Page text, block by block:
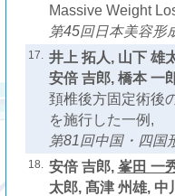
Massive Weight
第45回日本美容形
17. 井上 拓人, 山下 雄
安倍 吉郎, 橋本 一
頚椎後方固定術後
を施行した一例,
第81回中国・四国
18. 安倍 吉郎, 峯田 一
太郎, 髙津 州雄, 中